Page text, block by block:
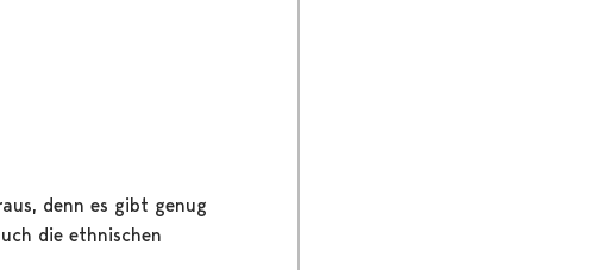
denn es gibt genug
die ethnischen